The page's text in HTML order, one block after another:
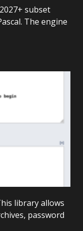
subset
The engine
library allows
password